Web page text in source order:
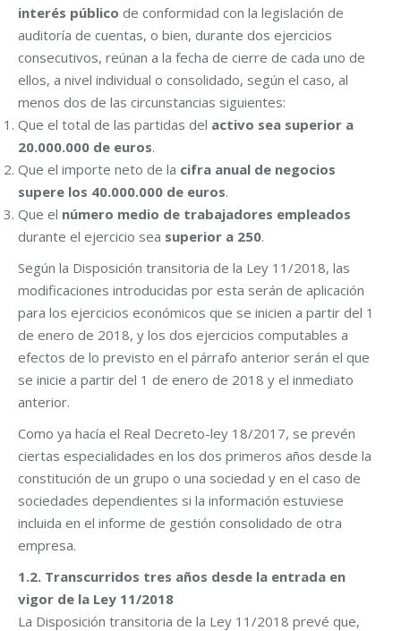
interés público de conformidad con la legislación de
auditoría de cuentas, o bien, durante dos ejercicios
consecutivos, reúnan a la fecha de cierre de cada uno de
ellos, a nivel individual o consolidado, según el caso, al
menos dos de las circunstancias siguientes:
Que el total de las partidas del activo sea superior a
20.000.000 de euros.
Que el importe neto de la cifra anual de negocios
supere los 40.000.000 de euros.
Que el número medio de trabajadores empleados
durante el ejercicio sea superior a 250.
Según la Disposición transitoria de la Ley 11/2018, las
modificaciones introducidas por esta serán de aplicación
para los ejercicios económicos que se inicien a partir del 1
de enero de 2018, y los dos ejercicios computables a
efectos de lo previsto en el párrafo anterior serán el que
se inicie a partir del 1 de enero de 2018 y el inmediato
anterior.
Como ya hacía el Real Decreto-ley 18/2017, se prevén
ciertas especialidades en los dos primeros años desde la
constitución de un grupo o una sociedad y en el caso de
sociedades dependientes si la información estuviese
incluida en el informe de gestión consolidado de otra
empresa.
1.2. Transcurridos tres años desde la entrada en
vigor de la Ley 11/2018
La Disposición transitoria de la Ley 11/2018 prevé que,